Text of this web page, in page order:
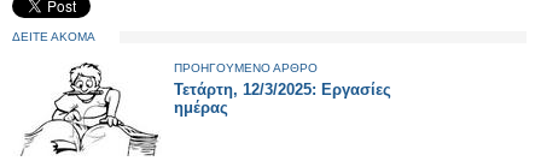
ΔΕΙΤΕ ΑΚΟΜΑ
ΠΡΟΗΓΟΥΜΕΝΟ ΑΡΘΡΟ
Τετάρτη, 12/3/2025: Εργασίες
ημέρας